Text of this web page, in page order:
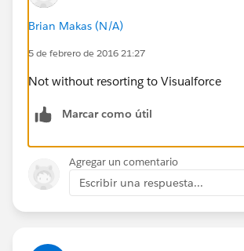
Brian Makas (N/A)
5 de febrero de 2016 21:27
Not without resorting to Visualforce
Marcar como útil
Agregar un comentario
Escribir una respuesta...